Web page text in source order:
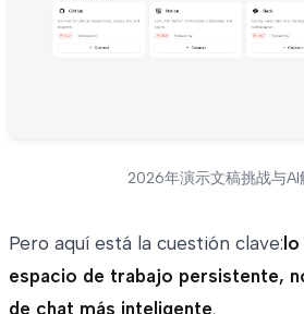
2026年演示文稿挑战与AI
Pero aquí está la cuestión clave:lo
espacio de trabajo persistente,
de chat más inteligente.